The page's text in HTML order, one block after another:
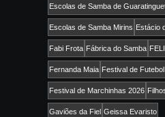
Escolas de Samba de
Escolas de Samba Mirins Estácio
Fabi Frota Fábrica do Samba
Fernanda Maia Festival de
Festival de Marchinhas 2026
Gaviões da Fiel Geissa Evaristo